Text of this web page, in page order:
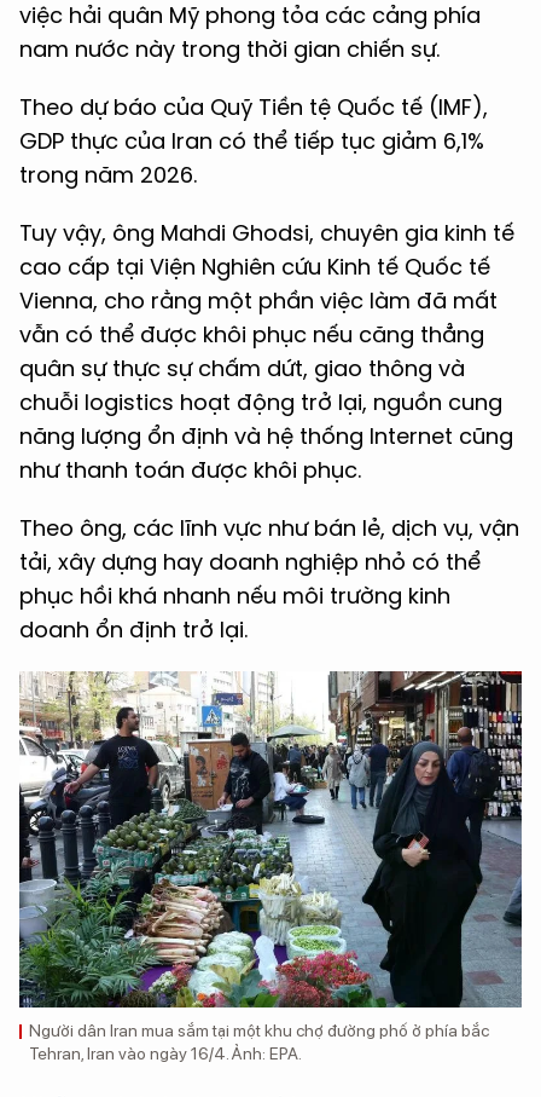
việc hải quân Mỹ phong tỏa các cảng phía
nam nước này trong thời gian chiến sự.
Theo dự báo của Quỹ Tiền tệ Quốc tế (IMF),
GDP thực của Iran có thể tiếp tục giảm 6,1%
trong năm 2026.
Tuy vậy, ông Mahdi Ghodsi, chuyên gia kinh tế
cao cấp tại Viện Nghiên cứu Kinh tế Quốc tế
Vienna, cho rằng một phần việc làm đã mất
vẫn có thể được khôi phục nếu căng thẳng
quân sự thực sự chấm dứt, giao thông và
chuỗi logistics hoạt động trở lại, nguồn cung
năng lượng ổn định và hệ thống Internet cũng
như thanh toán được khôi phục.
Theo ông, các lĩnh vực như bán lẻ, dịch vụ, vận
tải, xây dựng hay doanh nghiệp nhỏ có thể
phục hồi khá nhanh nếu môi trường kinh
doanh ổn định trở lại.
Người dân Iran mua sắm tại một khu chợ đường phố ở phía bắc
Tehran, Iran vào ngày 16/4. Ảnh: EPA.